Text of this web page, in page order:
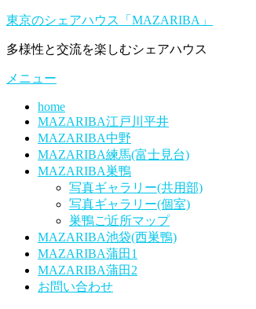
コ
テ
ツ
東京のシェアハウス「MAZARIBA」
多様性と交流を楽しむシェアハウス
メニュー
home
MAZARIBA江戸川平井
MAZARIBA中野
MAZARIBA練馬(富士見台)
MAZARIBA巣鴨
写真ギャラリー(共用部)
写真ギャラリー(個室)
巣鴨ご近所マップ
MAZARIBA池袋(西巣鴨)
MAZARIBA蒲田1
MAZARIBA蒲田2
お問い合わせ